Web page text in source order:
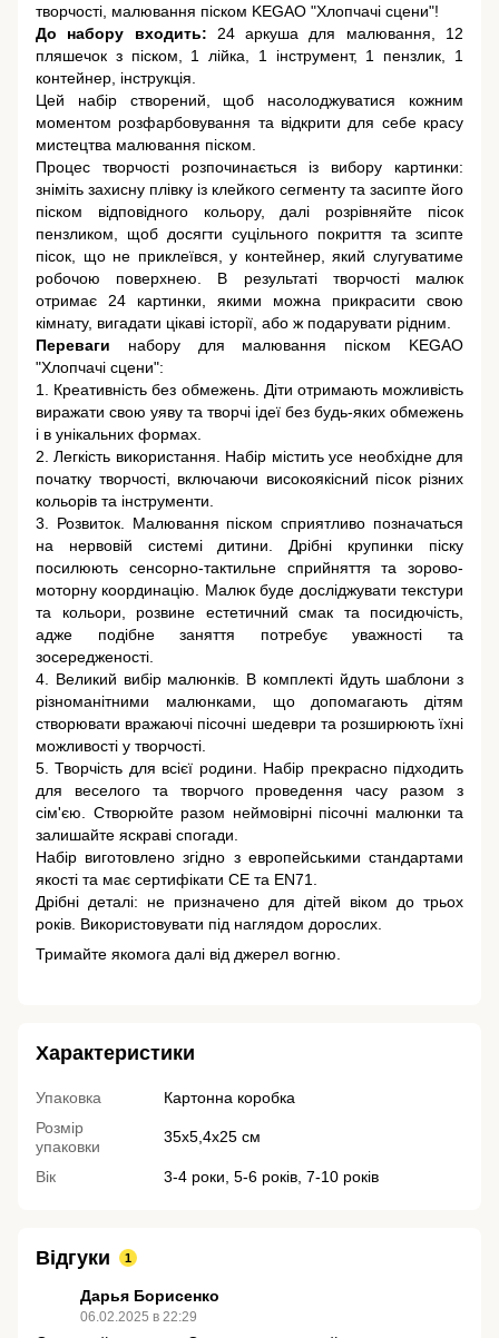
творчості, малювання піском KEGAO "Хлопчачі сцени"!
До набору входить: 24 аркуша для малювання, 12
пляшечок з піском, 1 лійка, 1 інструмент, 1 пензлик, 1
контейнер, інструкція.
Цей набір створений, щоб насолоджуватися кожним
моментом розфарбовування та відкрити для себе красу
мистецтва малювання піском.
Процес творчості розпочинається із вибору картинки:
зніміть захисну плівку із клейкого сегменту та засипте його
піском відповідного кольору, далі розрівняйте пісок
пензликом, щоб досягти суцільного покриття та зсипте
пісок, що не приклеївся, у контейнер, який слугуватиме
робочою поверхнею. В результаті творчості малюк
отримає 24 картинки, якими можна прикрасити свою
кімнату, вигадати цікаві історії, або ж подарувати рідним.
Переваги набору для малювання піском KEGAO
"Хлопчачі сцени":
1. Креативність без обмежень. Діти отримають можливість
виражати свою уяву та творчі ідеї без будь-яких обмежень
і в унікальних формах.
2. Легкість використання. Набір містить усе необхідне для
початку творчості, включаючи високоякісний пісок різних
кольорів та інструменти.
3. Розвиток. Малювання піском сприятливо позначаться
на нервовій системі дитини. Дрібні крупинки піску
посилюють сенсорно-тактильне сприйняття та зорово-
моторну координацію. Малюк буде досліджувати текстури
та кольори, розвине естетичний смак та посидючість,
адже подібне заняття потребує уважності та
зосередженості.
4. Великий вибір малюнків. В комплекті йдуть шаблони з
різноманітними малюнками, що допомагають дітям
створювати вражаючі пісочні шедеври та розширюють їхні
можливості у творчості.
5. Творчість для всієї родини. Набір прекрасно підходить
для веселого та творчого проведення часу разом з
сім'єю. Створюйте разом неймовірні пісочні малюнки та
залишайте яскраві спогади.
Набір виготовлено згідно з европейськими стандартами
якості та має сертифікати CE та EN71.
Дрібні деталі: не призначено для дітей віком до трьох
років. Використовувати під наглядом дорослих.
Тримайте якомога далі від джерел вогню.
Характеристики
Упаковка
Картонна коробка
Розмір
упаковки
35x5,4х25 см
Вік 3-4 роки, 5-6 років, 7-10 років
Відгуки 1
Дарья Борисенко
06.02.2025 в 22:29